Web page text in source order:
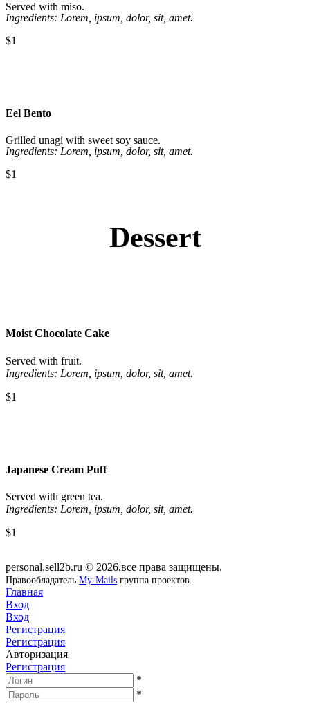
Served with miso.
Ingredients: Lorem, ipsum, dolor, sit, amet.
$1
Eel Bento
Grilled unagi with sweet soy sauce.
Ingredients: Lorem, ipsum, dolor, sit, amet.
$1
Dessert
Moist Chocolate Cake
Served with fruit.
Ingredients: Lorem, ipsum, dolor, sit, amet.
$1
Japanese Cream Puff
Served with green tea.
Ingredients: Lorem, ipsum, dolor, sit, amet.
$1
personal.sell2b.ru © 2026.все права защищены.
Правообладатель My-Mails группа проектов.
Главная
Вход
Вход
Регистрация
Регистрация
Авторизация
Регистрация
*
*